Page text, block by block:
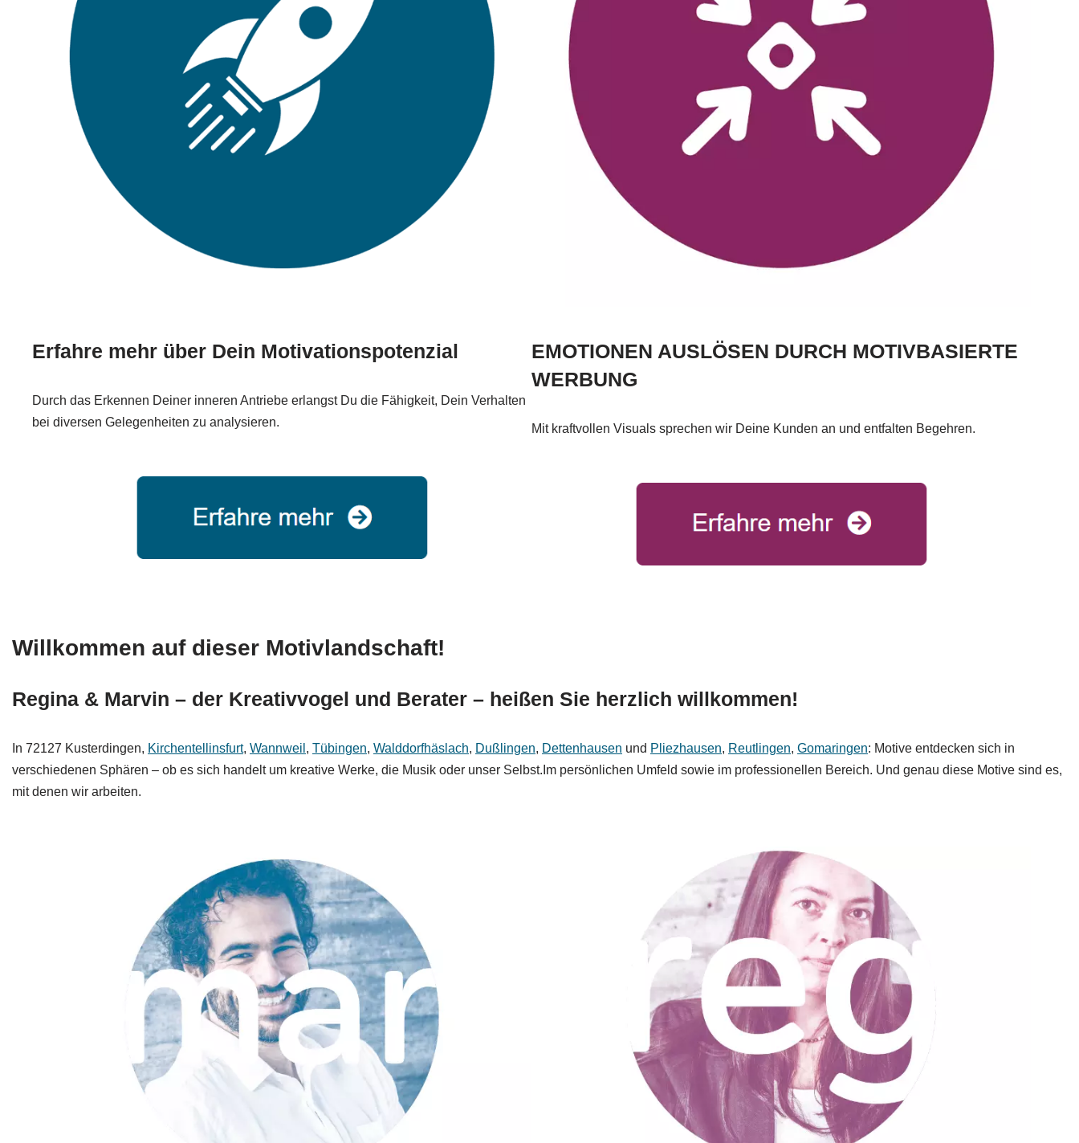
Erfahre mehr über Dein Motivationspotenzial
Durch das Erkennen Deiner inneren Antriebe erlangst Du die Fähigkeit, Dein Verhalten
bei diversen Gelegenheiten zu analysieren.
EMOTIONEN AUSLÖSEN DURCH MOTIVBASIERTE
WERBUNG
Mit kraftvollen Visuals sprechen wir Deine Kunden an und entfalten Begehren.
Willkommen auf dieser Motivlandschaft!
Regina & Marvin – der Kreativvogel und Berater – heißen Sie herzlich willkommen!
In 72127 Kusterdingen, Kirchentellinsfurt, Wannweil , Tübingen, Walddorfhäslach, Dußlingen, Dettenhausen und Pliezhausen, Reutlingen, Gomaringen: Motive entdecken sich in
verschiedenen Sphären – ob es sich handelt um kreative Werke, die Musik oder unser Selbst.Im persönlichen Umfeld sowie im professionellen Bereich. Und genau diese Motive sind es,
mit denen wir arbeiten.